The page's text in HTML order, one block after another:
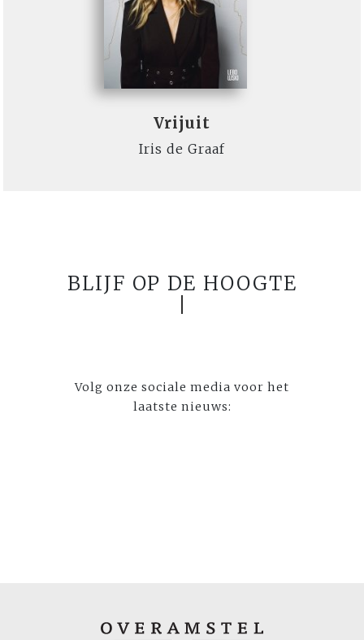
Vrijuit
Iris de Graaf
BLIJF OP DE HOOGTE
Volg onze sociale media voor het
laatste nieuws: